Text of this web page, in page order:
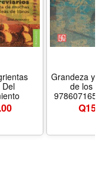
Del
Grandeza y
de los
Eric S.
Q